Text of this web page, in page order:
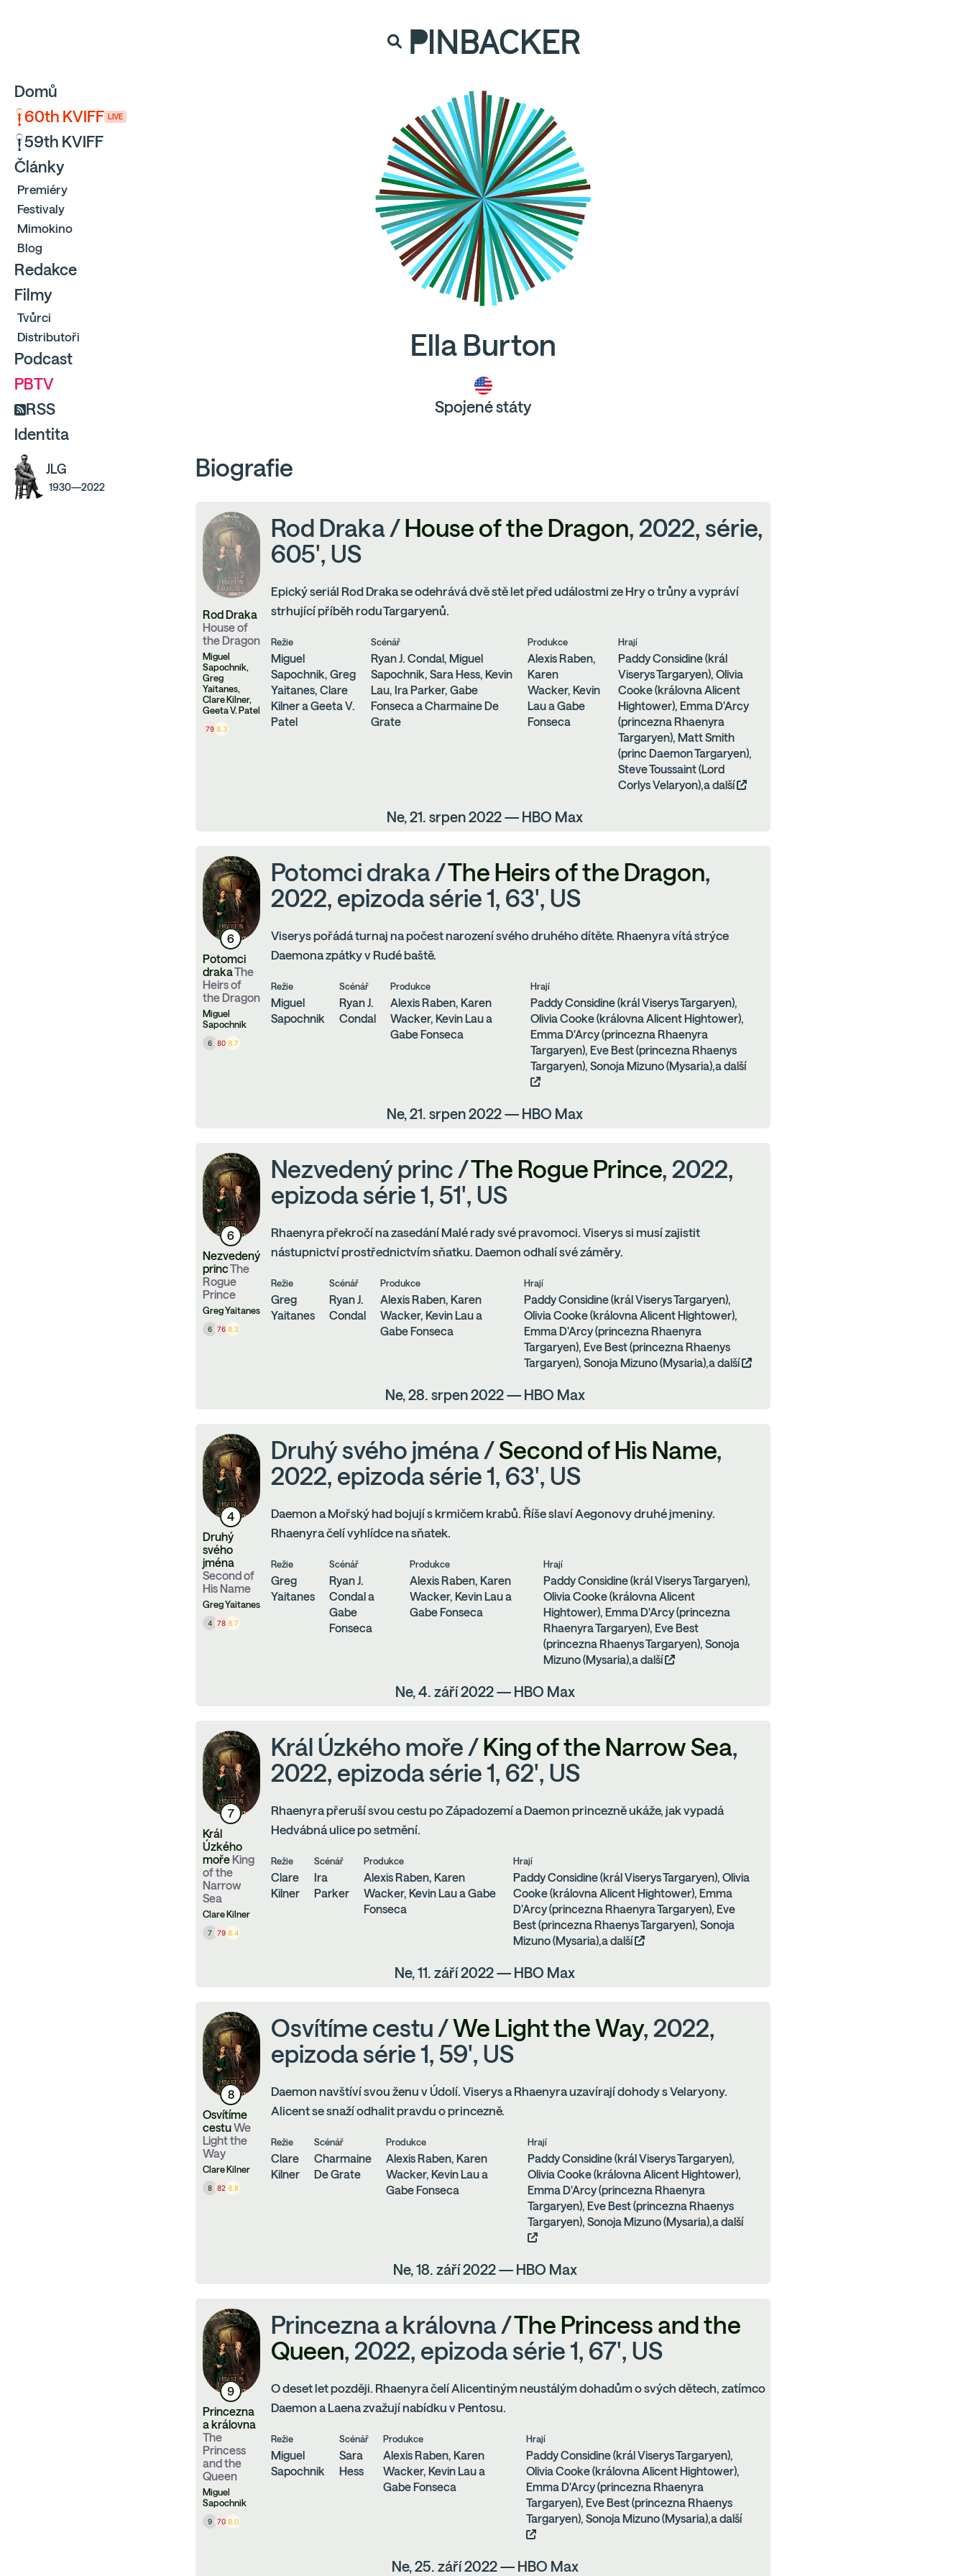
PINBACKER
Domů
60th KVIFF LIVE
59th KVIFF
Články
Premiéry
Festivaly
Mimokino
Blog
Redakce
Filmy
Tvůrci
Distributoři
Podcast
PBTV
RSS
Identita
JLG
1930—2022
Ella Burton
Spojené státy
Biografie
Rod Draka
House of
the Dragon
Miguel
Sapochnik,
Greg
Yaitanes,
Clare Kilner,
Geeta V. Patel
79 8.3
Rod Draka /House of the Dragon, 2022, série,
605', US
Epický seriál Rod Draka se odehrává dvě stě let před událostmi ze Hry o trůny a vypráví
strhující příběh rodu Targaryenů.
Režie
Miguel
Sapochnik, Greg
Yaitanes, Clare
Kilner a Geeta V.
Patel
Scénář
Ryan J. Condal, Miguel
Sapochnik, Sara Hess, Kevin
Lau, Ira Parker, Gabe
Fonseca a Charmaine De
Grate
Produkce
Alexis Raben,
Karen
Wacker, Kevin
Lau a Gabe
Fonseca
Hrají
Paddy Considine (král
Viserys Targaryen), Olivia
Cooke (královna Alicent
Hightower), Emma D'Arcy
(princezna Rhaenyra
Targaryen), Matt Smith
(princ Daemon Targaryen),
Steve Toussaint (Lord
Corlys Velaryon),a další
Ne, 21. srpen 2022 — HBO Max
6
Potomci
drakaThe
Heirs of
the Dragon
Miguel
Sapochnik
6 80 8.7
Potomci draka /The Heirs of the Dragon,
2022, epizoda série 1, 63', US
Viserys pořádá turnaj na počest narození svého druhého dítěte. Rhaenyra vítá strýce
Daemona zpátky v Rudé baště.
Režie
Miguel
Sapochnik
Scénář
Ryan J.
Condal
Produkce
Alexis Raben, Karen
Wacker, Kevin Lau a
Gabe Fonseca
Hrají
Paddy Considine (král Viserys Targaryen),
Olivia Cooke (královna Alicent Hightower),
Emma D'Arcy (princezna Rhaenyra
Targaryen), Eve Best (princezna Rhaenys
Targaryen), Sonoja Mizuno (Mysaria),a další
Ne, 21. srpen 2022 — HBO Max
6
Nezvedený
princThe
Rogue
Prince
Greg Yaitanes
6 76 8.3
Nezvedený princ /The Rogue Prince, 2022,
epizoda série 1, 51', US
Rhaenyra překročí na zasedání Malé rady své pravomoci. Viserys si musí zajistit
nástupnictví prostřednictvím sňatku. Daemon odhalí své záměry.
Režie
Greg
Yaitanes
Scénář
Ryan J.
Condal
Produkce
Alexis Raben, Karen
Wacker, Kevin Lau a
Gabe Fonseca
Hrají
Paddy Considine (král Viserys Targaryen),
Olivia Cooke (královna Alicent Hightower),
Emma D'Arcy (princezna Rhaenyra
Targaryen), Eve Best (princezna Rhaenys
Targaryen), Sonoja Mizuno (Mysaria),a další
Ne, 28. srpen 2022 — HBO Max
4
Druhý
svého
jména
Second of
His Name
Greg Yaitanes
4 78 8.7
Druhý svého jména /Second of His Name,
2022, epizoda série 1, 63', US
Daemon a Mořský had bojují s krmičem krabů. Říše slaví Aegonovy druhé jmeniny.
Rhaenyra čelí vyhlídce na sňatek.
Režie
Greg
Yaitanes
Scénář
Ryan J.
Condal a
Gabe
Fonseca
Produkce
Alexis Raben, Karen
Wacker, Kevin Lau a
Gabe Fonseca
Hrají
Paddy Considine (král Viserys Targaryen),
Olivia Cooke (královna Alicent
Hightower), Emma D'Arcy (princezna
Rhaenyra Targaryen), Eve Best
(princezna Rhaenys Targaryen), Sonoja
Mizuno (Mysaria),a další
Ne, 4. září 2022 — HBO Max
7
Král
Úzkého
moře King
of the
Narrow
Sea
Clare Kilner
7 79 8.4
Král Úzkého moře /King of the Narrow Sea,
2022, epizoda série 1, 62', US
Rhaenyra přeruší svou cestu po Západozemí a Daemon princezně ukáže, jak vypadá
Hedvábná ulice po setmění.
Režie
Clare
Kilner
Scénář
Ira
Parker
Produkce
Alexis Raben, Karen
Wacker, Kevin Lau a Gabe
Fonseca
Hrají
Paddy Considine (král Viserys Targaryen), Olivia
Cooke (královna Alicent Hightower), Emma
D'Arcy (princezna Rhaenyra Targaryen), Eve
Best (princezna Rhaenys Targaryen), Sonoja
Mizuno (Mysaria),a další
Ne, 11. září 2022 — HBO Max
8
Osvítíme
cestuWe
Light the
Way
Clare Kilner
8 82 8.8
Osvítíme cestu /We Light the Way, 2022,
epizoda série 1, 59', US
Daemon navštíví svou ženu v Údolí. Viserys a Rhaenyra uzavírají dohody s Velaryony.
Alicent se snaží odhalit pravdu o princezně.
Režie
Clare
Kilner
Scénář
Charmaine
De Grate
Produkce
Alexis Raben, Karen
Wacker, Kevin Lau a
Gabe Fonseca
Hrají
Paddy Considine (král Viserys Targaryen),
Olivia Cooke (královna Alicent Hightower),
Emma D'Arcy (princezna Rhaenyra
Targaryen), Eve Best (princezna Rhaenys
Targaryen), Sonoja Mizuno (Mysaria),a další
Ne, 18. září 2022 — HBO Max
9
Princezna
a královna
The
Princess
and the
Queen
Miguel
Sapochnik
9 70 8.0
Princezna a královna /The Princess and the
Queen, 2022, epizoda série 1, 67', US
O deset let později. Rhaenyra čelí Alicentiným neustálým dohadům o svých dětech, zatímco
Daemon a Laena zvažují nabídku v Pentosu.
Režie
Miguel
Sapochnik
Scénář
Sara
Hess
Produkce
Alexis Raben, Karen
Wacker, Kevin Lau a
Gabe Fonseca
Hrají
Paddy Considine (král Viserys Targaryen),
Olivia Cooke (královna Alicent Hightower),
Emma D'Arcy (princezna Rhaenyra
Targaryen), Eve Best (princezna Rhaenys
Targaryen), Sonoja Mizuno (Mysaria),a další
Ne, 25. září 2022 — HBO Max